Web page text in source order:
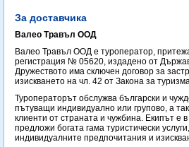
За доставчика
Валео Травъл ООД
Валео Травъл ООД е туроператор,
регистрация № 05620, издадено от
Дружеството има сключен договор за
изискването на чл. 42 от Закона за
Туроператорът обслужва български и
пътуващи индивидуално или групово, а
клиенти от страната и чужбина. Екипът е
предложи богата гама туристически
индивидуалните предпочитания и